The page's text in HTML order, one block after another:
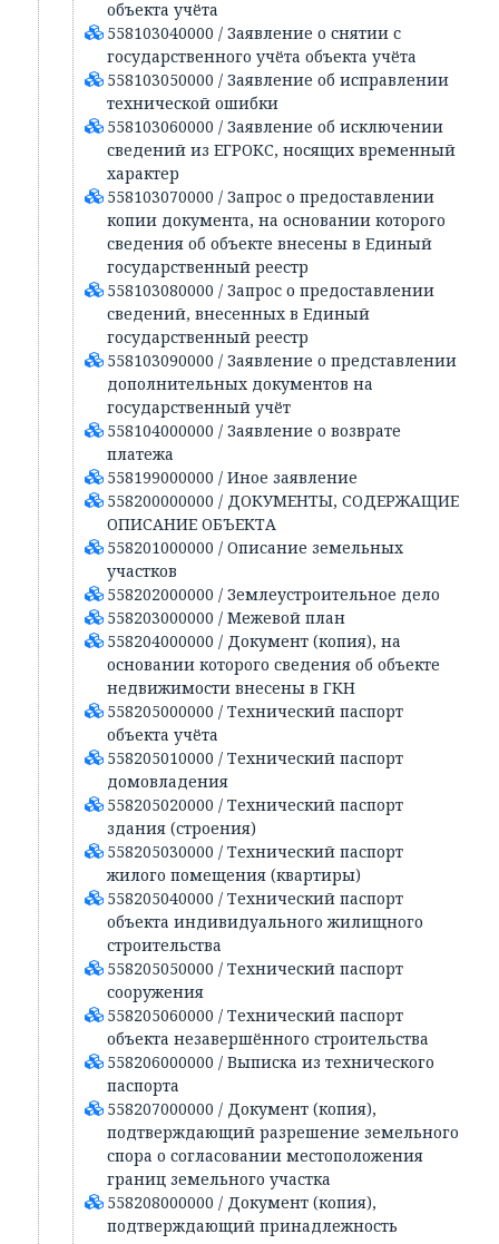
объекта учёта
558103040000 / Заявление о снятии с
государственного учёта объекта учёта
558103050000 / Заявление об исправлении
технической ошибки
558103060000 / Заявление об исключении
сведений из ЕГРОКС, носящих временный
характер
558103070000 / Запрос о предоставлении
копии документа, на основании которого
сведения об объекте внесены в Единый
государственный реестр
558103080000 / Запрос о предоставлении
сведений, внесенных в Единый
государственный реестр
558103090000 / Заявление о представлении
дополнительных документов на
государственный учёт
558104000000 / Заявление о возврате
платежа
558199000000 / Иное заявление
558200000000 / ДОКУМЕНТЫ, СОДЕРЖАЩИЕ
ОПИСАНИЕ ОБЪЕКТА
558201000000 / Описание земельных
участков
558202000000 / Землеустроительное дело
558203000000 / Межевой план
558204000000 / Документ (копия), на
основании которого сведения об объекте
недвижимости внесены в ГКН
558205000000 / Технический паспорт
объекта учёта
558205010000 / Технический паспорт
домовладения
558205020000 / Технический паспорт
здания (строения)
558205030000 / Технический паспорт
жилого помещения (квартиры)
558205040000 / Технический паспорт
объекта индивидуального жилищного
строительства
558205050000 / Технический паспорт
сооружения
558205060000 / Технический паспорт
объекта незавершённого строительства
558206000000 / Выписка из технического
паспорта
558207000000 / Документ (копия),
подтверждающий разрешение земельного
спора о согласовании местоположения
границ земельного участка
558208000000 / Документ (копия),
подтверждающий принадлежность